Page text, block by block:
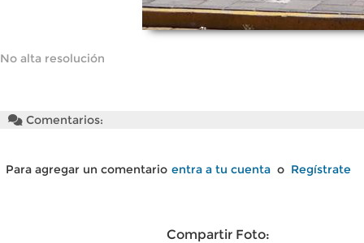
No alta resolución
Comentarios:
Para agregar un comentario entra a tu cuenta o Regístrate
Compartir Foto: